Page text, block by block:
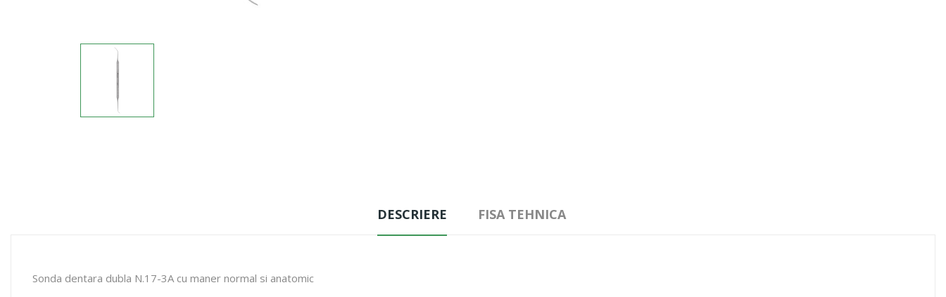
DESCRIERE FISA TEHNICA
Sonda dentara dubla N.17-3A cu maner normal si anatomic